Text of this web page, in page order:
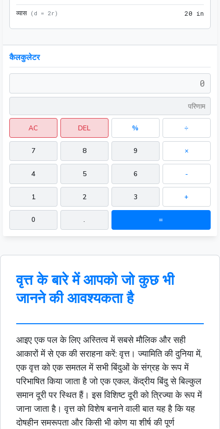
व्यास ( d = 2r ) 20 in
कैलकुलेटर
AC DEL % ÷
7 8 9 ×
4 5 6 -
1 2 3 +
0 . =
वृत्त के बारे में आपको जो कुछ भी
जानने की आवश्यकता है
आइए एक पल के लिए अस्तित्व में सबसे मौलिक और सही
आकारों में से एक की सराहना करें: वृत्त। ज्यामिति की दुनिया में,
एक वृत्त को एक समतल में सभी बिंदुओं के संग्रह के रूप में
परिभाषित किया जाता है जो एक एकल, केंद्रीय बिंदु से बिल्कुल
समान दूरी पर स्थित हैं। इस विशिष्ट दूरी को त्रिज्या के रूप में
जाना जाता है। वृत्त को विशेष बनाने वाली बात यह है कि यह
दोषहीन समरूपता और किसी भी कोण या शीर्ष की पूर्ण